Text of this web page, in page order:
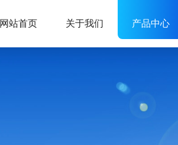
网站首页 关于我们 产品中心